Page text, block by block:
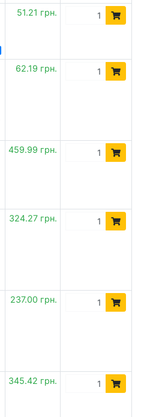
51.21 грн.
62.19 грн.
459.99 грн.
324.27 грн.
237.00 грн.
345.42 грн.